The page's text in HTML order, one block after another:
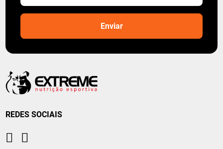
REDES SOCIAIS